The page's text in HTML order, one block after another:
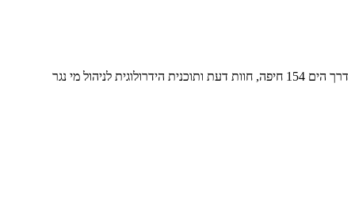
דרך הים 154 חיפה, חוות דעת ותוכנית הידרולוגית לניהול מי נגר